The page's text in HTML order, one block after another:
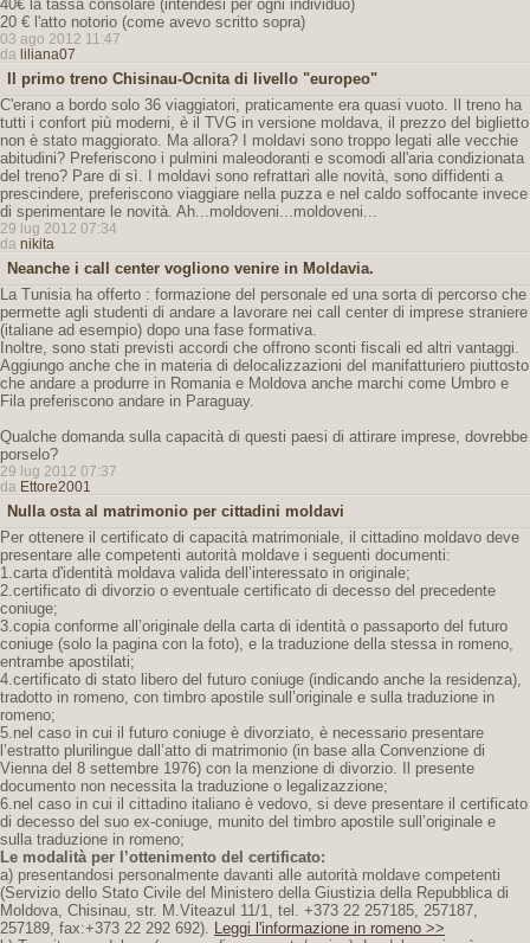
40€ la tassa consolare (intendesi per ogni individuo)
20 € l'atto notorio (come avevo scritto sopra)
03 ago 2012 11:47
da liliana07
Il primo treno Chisinau-Ocnita di livello "europeo"
C'erano a bordo solo 36 viaggiatori, praticamente era quasi vuoto. Il treno ha
tutti i confort più moderni, è il TVG in versione moldava, il prezzo del biglietto
non è stato maggiorato. Ma allora? I moldavi sono troppo legati alle vecchie
abitudini? Preferiscono i pulmini maleodoranti e scomodi all'aria condizionata
del treno? Pare di sì. I moldavi sono refrattari alle novità, sono diffidenti a
prescindere, preferiscono viaggiare nella puzza e nel caldo soffocante invece
di sperimentare le novità. Ah...moldoveni...moldoveni...
29 lug 2012 07:34
da nikita
Neanche i call center vogliono venire in Moldavia.
La Tunisia ha offerto : formazione del personale ed una sorta di percorso che
permette agli studenti di andare a lavorare nei call center di imprese straniere
(italiane ad esempio) dopo una fase formativa.
Inoltre, sono stati previsti accordi che offrono sconti fiscali ed altri vantaggi.
Aggiungo anche che in materia di delocalizzazioni del manifatturiero piuttosto
che andare a produrre in Romania e Moldova anche marchi come Umbro e
Fila preferiscono andare in Paraguay.
Qualche domanda sulla capacità di questi paesi di attirare imprese, dovrebbe
porselo?
29 lug 2012 07:37
da Ettore2001
Nulla osta al matrimonio per cittadini moldavi
Per ottenere il certificato di capacità matrimoniale, il cittadino moldavo deve
presentare alle competenti autorità moldave i seguenti documenti:
1.carta d'identità moldava valida dell’interessato in originale;
2.certificato di divorzio o eventuale certificato di decesso del precedente
coniuge;
3.copia conforme all’originale della carta di identità o passaporto del futuro
coniuge (solo la pagina con la foto), e la traduzione della stessa in romeno,
entrambe apostilati;
4.certificato di stato libero del futuro coniuge (indicando anche la residenza),
tradotto in romeno, con timbro apostile sull’originale e sulla traduzione in
romeno;
5.nel caso in cui il futuro coniuge è divorziato, è necessario presentare
l’estratto plurilingue dall’atto di matrimonio (in base alla Convenzione di
Vienna del 8 settembre 1976) con la menzione di divorzio. Il presente
documento non necessita la traduzione o legalizazzione;
6.nel caso in cui il cittadino italiano è vedovo, si deve presentare il certificato
di decesso del suo ex-coniuge, munito del timbro apostile sull’originale e
sulla traduzione in romeno;
Le modalità per l’ottenimento del certificato:
a) presentandosi personalmente davanti alle autorità moldave competenti
(Servizio dello Stato Civile del Ministero della Giustizia della Repubblica di
Moldova, Chisinau, str. M.Viteazul 11/1, tel. +373 22 257185, 257187,
257189, fax:+373 22 292 692). Leggi l'informazione in romeno >>